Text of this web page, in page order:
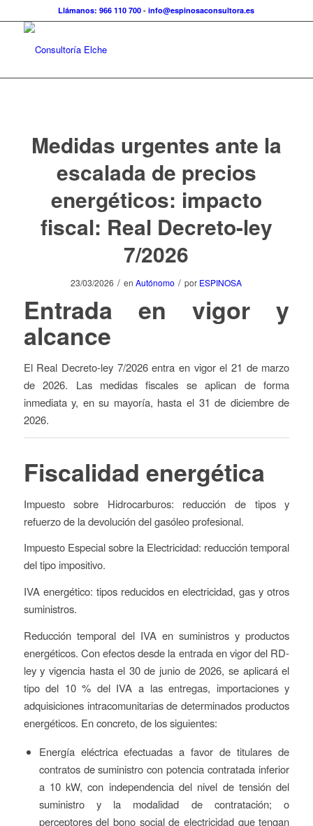
Llámanos: 966 110 700 -info@espinosaconsultora.es
Medidas urgentes ante la
escalada de precios
energéticos: impacto
fiscal: Real Decreto-ley
7/2026
23/03/2026 / enAutónomo / por ESPINOSA
Entrada en vigor y
alcance
El Real Decreto-ley 7/2026 entra en vigor el 21 de marzo
de 2026. Las medidas fiscales se aplican de forma
inmediata y, en su mayoría, hasta el 31 de diciembre de
2026.
Fiscalidad energética
Impuesto sobre Hidrocarburos: reducción de tipos y
refuerzo de la devolución del gasóleo profesional.
Impuesto Especial sobre la Electricidad: reducción temporal
del tipo impositivo.
IVA energético: tipos reducidos en electricidad, gas y otros
suministros.
Reducción temporal del IVA en suministros y productos
energéticos. Con efectos desde la entrada en vigor del RD-
ley y vigencia hasta el 30 de junio de 2026, se aplicará el
tipo del 10 % del IVA a las entregas, importaciones y
adquisiciones intracomunitarias de determinados productos
energéticos. En concreto, de los siguientes:
Energía eléctrica efectuadas a favor de titulares de
contratos de suministro con potencia contratada inferior
a 10 kW, con independencia del nivel de tensión del
suministro y la modalidad de contratación; o
perceptores del bono social de electricidad que tengan